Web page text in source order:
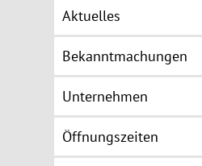
Aktuelles
Bekanntmachungen
Unternehmen
Öffnungszeiten